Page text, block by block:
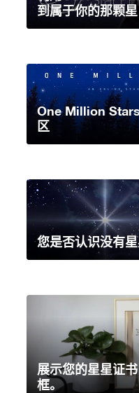
到属于你的那颗星
One Million
区
您是否认识没有
展示您的星星证
框。